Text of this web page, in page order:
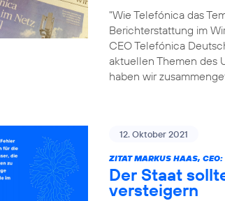
"Wie Telefónica das
Berichterstattung im
CEO Telefónica
aktuellen Themen des
haben wir
12. Oktober 2021
ZITAT MARKUS HAAS, CEO:
Der Staat
versteigern